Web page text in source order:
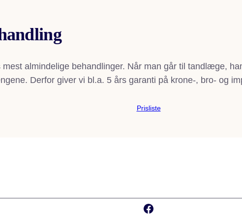
almindelige behandlinger. Når man går til tandlæge,
Derfor giver vi bl.a. 5 års garanti på krone-, bro- og
Prisliste
Facebook